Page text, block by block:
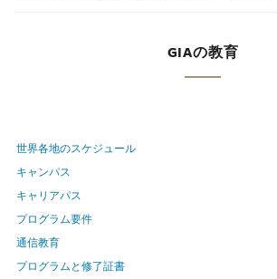
GIAの教育
世界各地のスケジュール
キャンパス
キャリアパス
プログラム要件
通信教育
プログラムと修了証書